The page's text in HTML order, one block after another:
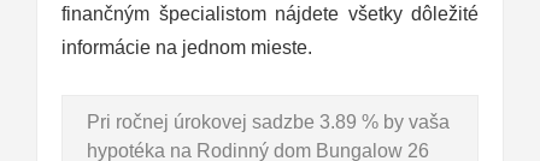
finančným špecialistom nájdete všetky dôležité
informácie na jednom mieste.
Pri ročnej úrokovej sadzbe 3.89 % by vaša
hypotéka na Rodinný dom Bungalow 26